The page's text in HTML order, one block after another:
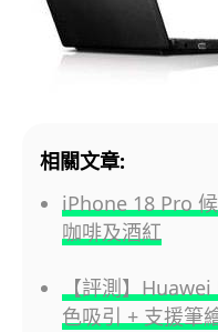
相關文章:
iPhone 18 Pro
咖啡及酒紅
【評測】Huawei
色吸引 + 支援筆